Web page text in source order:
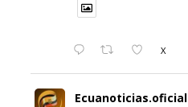
X
Ecuanoticias.oficial